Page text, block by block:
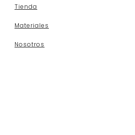
Tienda
Materiales
Nosotros